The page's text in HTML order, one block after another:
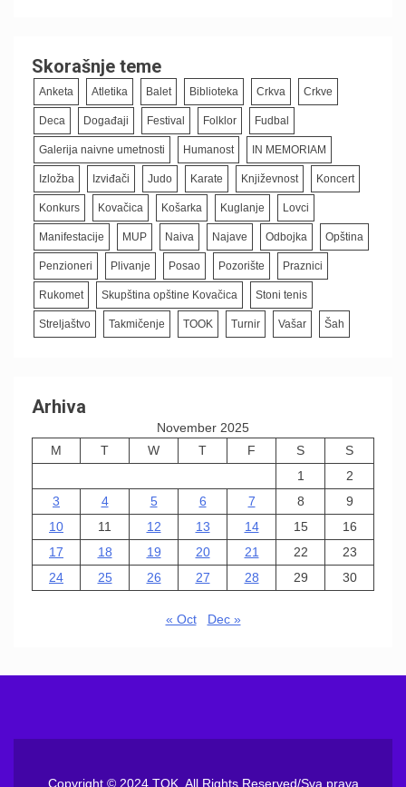
Skorašnje teme
Anketa Atletika Balet Biblioteka Crkva Crkve
Deca Događaji Festival Folklor Fudbal
Galerija naivne umetnosti Humanost IN MEMORIAM
Izložba Izviđači Judo Karate Književnost Koncert
Konkurs Kovačica Košarka Kuglanje Lovci
Manifestacije MUP Naiva Najave Odbojka Opština
Penzioneri Plivanje Posao Pozorište Praznici
Rukomet Skupština opštine Kovačica Stoni tenis
Streljaštvo Takmičenje TOOK Turnir Vašar Šah
Arhiva
November 2025
M
T W T F S
S
1
2
3
4 5 6 7 8
9
10
11 12 13 14 15
16
17
18 19 20 21 22
23
24
25 26 27 28 29 30
« Oct Dec »
Copyright © 2024 TOK. All Rights Reserved/Sva prava